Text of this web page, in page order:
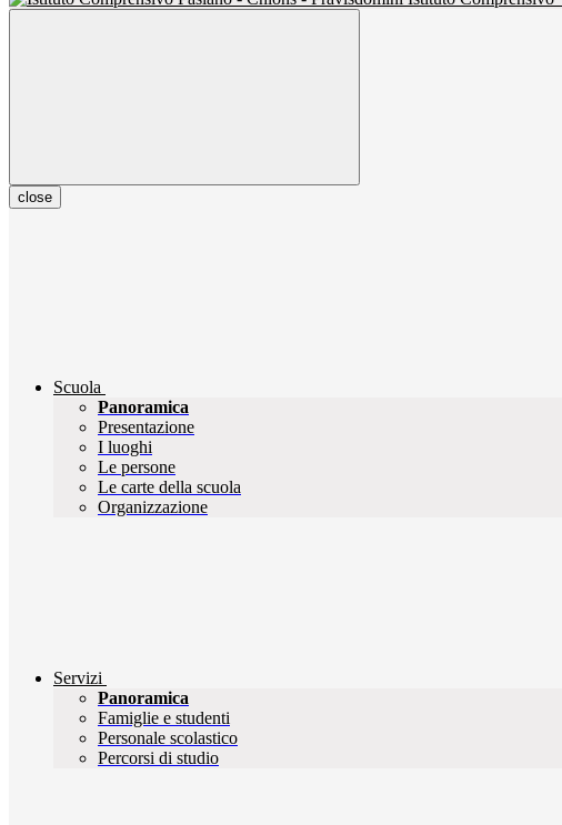
close
Scuola
Panoramica
Presentazione
I luoghi
Le persone
Le carte della scuola
Organizzazione
Servizi
Panoramica
Famiglie e studenti
Personale scolastico
Percorsi di studio